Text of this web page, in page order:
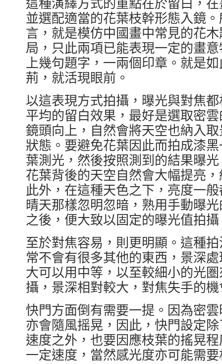
並選配適當的花葉枝幹形態入鏡
言，就是模仿中國畫中常見的花
局，只此兩項已能表現一定的畫
上幾句題字，一兩個印章。就是
荊，就活現眼前。
以這表現方式拍攝，曝光與對焦
平均的留白效果，最好是選取密
鏡頭向上，自然會將天空也納入
狀態。要避免花葉因此而拍成漆
葉測光，然後按照測到的結果曝
花葉背後的天空自然會大幅提亮
此外，在這種天色之下，亮度一
晴天那樣忽明忽暗，熟用手動曝
之後，便大致以固定的曝光值拍
至於對焦容易，則更明顯。這種
常不會有很多其他的東西，景深
大可以用中等，以至較細小的光
攝，景深相對較大，對焦失手的
快門方面倒有需要一提。因為密
亦會隨風摇晃，因此，快門設定
速度之外，也要因應枝葉的搖晃
一定速度，當然感光度亦可能需